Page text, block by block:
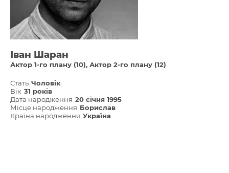
Іван Шаран
Актор 1-го плану (10) Актор 2-го плану (12)
Стать Чоловік
Вік 31 років
Дата народження 20 січня 1995
Місце народження Борислав
Країна народження Україна